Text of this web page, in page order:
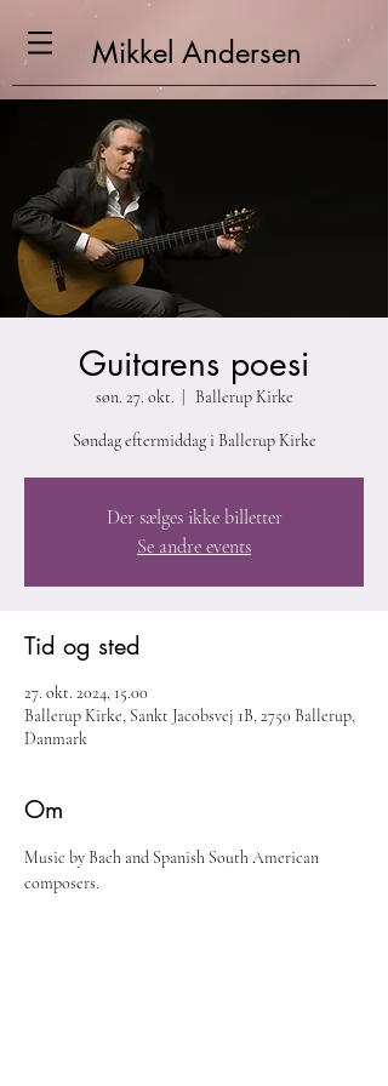
Mikkel Andersen
Guitarens poesi
søn. 27. okt. Ballerup Kirke
Søndag eftermiddag i Ballerup Kirke
Der sælges ikke billetter
Se andre events
Tid og sted
27. okt. 2024, 15.00
Ballerup Kirke, Sankt Jacobsvej 1B, 2750 Ballerup,
Danmark
Om
Music by Bach and Spanish South American
composers.